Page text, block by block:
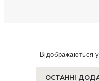
Відображаються